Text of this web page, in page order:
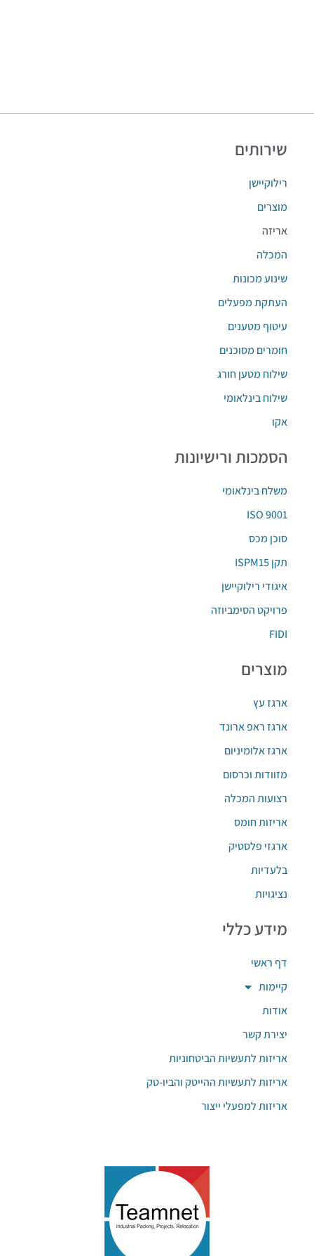
שירותים
רילוקיישן
מוצרים
אריזה
המכלה
שינוע מכונות
העתקת מפעלים
עיטוף מטענים
חומרים מסוכנים
שילוח מטען חורג
שילוח בינלאומי
אקו
הסמכות ורישיונות
משלח בינלאומי
ISO 9001
סוכן מכס
תקן ISPM15‏
איגודי רילוקיישן
פרויקט הסימביוזה
FIDI
מוצרים
ארגז עץ
ארגז ראפ ארונד
ארגז אלומיניום
מזוודות וכרסום
רצועות המכלה
אריזות חומס
ארגזי פלסטיק
בלעדיות
נציגויות
מידע כללי
דף ראשי
קיימות
אודות
יצירת קשר
אריזות לתעשיות הביטחוניות
אריזות לתעשיות ההייטק והביו-טק
אריזות למפעלי ייצור